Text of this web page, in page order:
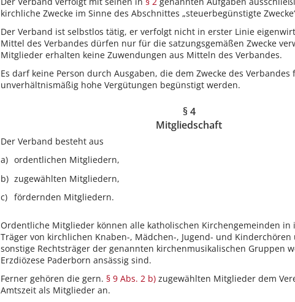
kirchliche Zwecke im Sinne des Abschnittes „steuerbegünstigte
Der Verband ist selbstlos tätig, er verfolgt nicht in erster Linie
Mittel des Verbandes dürfen nur für die satzungsgemäßen Zwecke
Mitglieder erhalten keine Zuwendungen aus Mitteln des Verbandes.
Es darf keine Person durch Ausgaben, die dem Zwecke des
unverhältnismäßig hohe Vergütungen begünstigt werden.
§ 4
Mitgliedschaft
Der Verband besteht aus
ordentlichen Mitgliedern,
zugewählten Mitgliedern,
fördernden Mitgliedern.
Ordentliche Mitglieder können alle katholischen Kirchengemeinden in
Träger von kirchlichen Knaben-, Mädchen-, Jugend- und
sonstige Rechtsträger der genannten kirchenmusikalischen Gruppen
Erzdiözese Paderborn ansässig sind.
Ferner gehören die gern. § 9 Abs. 2 b) zugewählten Mitglieder dem
Amtszeit als Mitglieder an.